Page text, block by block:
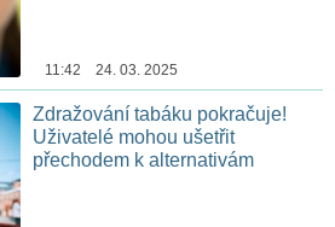
11:42 24. 03. 2025
Zdražování tabáku pokračuje!
Uživatelé mohou ušetřit
přechodem k alternativám